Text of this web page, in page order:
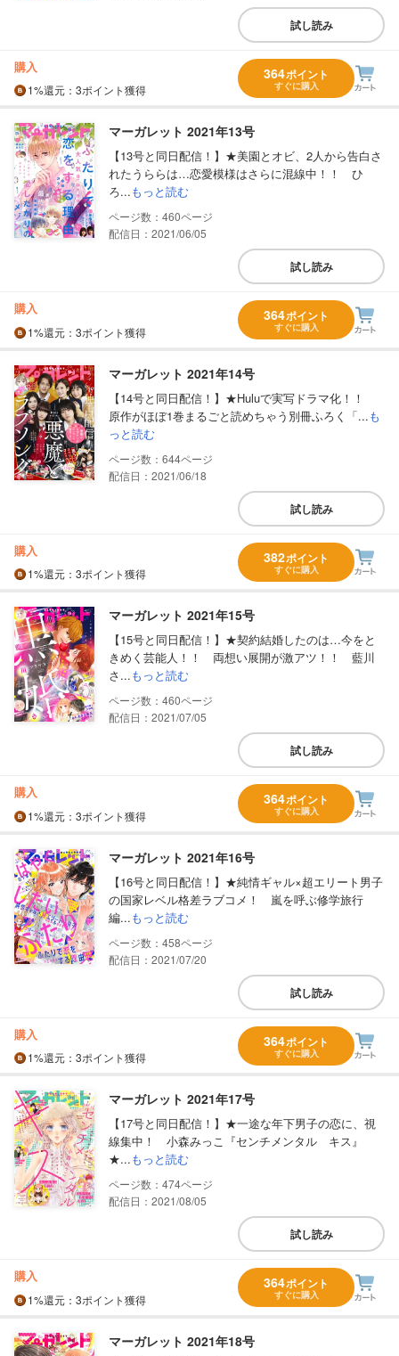
試し読み
購入
1%還元 ：3ポイント獲得
364ポイント
すぐに購入
マーガレット 2021年13号
【13号と同日配信！】★美園とオビ、2人から告白さ
れたうららは…恋愛模様はさらに混線中！！ ひ
ろ...もっと読む
460
配信日：2021/06/05
試し読み
購入
1%還元 ：3ポイント獲得
364ポイント
すぐに購入
マーガレット 2021年14号
【14号と同日配信！】★Huluで実写ドラマ化！！
原作がほぼ1巻まるごと読めちゃう別冊ふろく「...も
っと読む
644
配信日：2021/06/18
試し読み
購入
1%還元 ：3ポイント獲得
382ポイント
すぐに購入
マーガレット 2021年15号
【15号と同日配信！】★契約結婚したのは…今をと
きめく芸能人！！ 両想い展開が激アツ！！ 藍川
さ...もっと読む
460
配信日：2021/07/05
試し読み
購入
1%還元 ：3ポイント獲得
364ポイント
すぐに購入
マーガレット 2021年16号
【16号と同日配信！】★純情ギャル×超エリート男子
の国家レベル格差ラブコメ！ 嵐を呼ぶ修学旅行
編...もっと読む
458
配信日：2021/07/20
試し読み
購入
1%還元 ：3ポイント獲得
364ポイント
すぐに購入
マーガレット 2021年17号
【17号と同日配信！】★一途な年下男子の恋に、視
線集中！ 小森みっこ『センチメンタル キス』
★...もっと読む
474
配信日：2021/08/05
試し読み
購入
1%還元 ：3ポイント獲得
364ポイント
すぐに購入
マーガレット 2021年18号